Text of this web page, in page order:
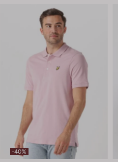
-40%